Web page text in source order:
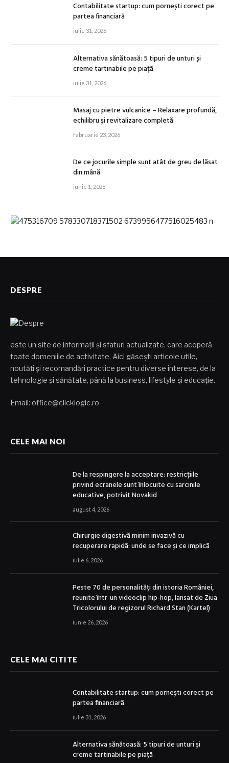
Contabilitate startup: cum pornești corect pe
partea financiară
iulie 31, 2026
Alternativa sănătoasă: 5 tipuri de unturi și
creme tartinabile pe piață
iulie 31, 2026
Masaj cu pietre vulcanice – Relaxare profundă,
echilibru și revitalizare completă
februarie 23, 2026
De ce jocurile simple sunt atât de greu de lăsat
din mână
iunie 1, 2026
DESPRE
este un site de informații și sfaturi actualizate, care acoperă
toate domeniile de activitate. Aici găsești articole utile,
noutăți și recomandări practice pentru diverse interese, de la
tehnologie și sănătate, până la business, lifestyle și educație.
Email: office@clicklogic.ro
CELE MAI NOI
De la respingere la acceptare: restricțiile
privind ecranele sunt înlocuite cu sarcinile
educative, potrivit Novakid
august 4, 2026
Chirurgie digestivă minim invazivă cu
recuperare rapidă: unde se face și ce implică
iulie 6, 2026
Peste 70 de personalități din istoria României,
reunite într-un videoclip hip-hop, lansat de Ziua
Tricolorului de regizorul Richard Stan (Kartel)
iunie 26, 2026
CELE MAI CITITE
Contabilitate startup: cum pornești corect pe
partea financiară
iulie 31, 2026
Alternativa sănătoasă: 5 tipuri de unturi și
creme tartinabile pe piață